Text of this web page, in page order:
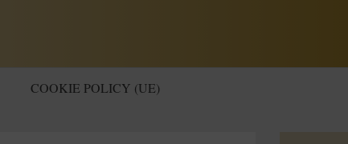
COOKIE POLICY (UE)